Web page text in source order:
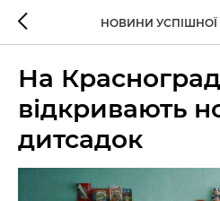
НОВИНИ
На
відкривають
дитсадок